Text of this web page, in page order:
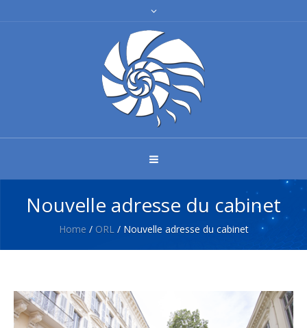
Nouvelle adresse du cabinet
Home / ORL / Nouvelle adresse du cabinet